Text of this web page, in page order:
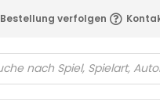
Bestellung verfolgen